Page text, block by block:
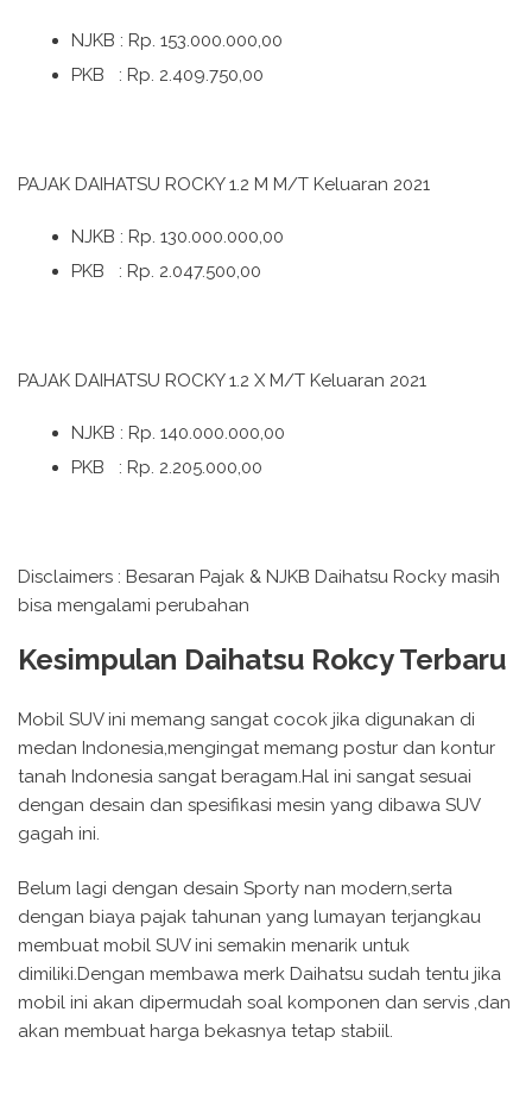
NJKB : Rp. 153.000.000,00
PKB : Rp. 2.409.750,00
PAJAK DAIHATSU ROCKY 1.2 M M/T Keluaran 2021
NJKB : Rp. 130.000.000,00
PKB : Rp. 2.047.500,00
PAJAK DAIHATSU ROCKY 1.2 X M/T Keluaran 2021
NJKB : Rp. 140.000.000,00
PKB : Rp. 2.205.000,00
Disclaimers : Besaran Pajak & NJKB Daihatsu Rocky masih
bisa mengalami perubahan
Kesimpulan Daihatsu Rokcy Terbaru
Mobil SUV ini memang sangat cocok jika digunakan di
medan Indonesia,mengingat memang postur dan kontur
tanah Indonesia sangat beragam.Hal ini sangat sesuai
dengan desain dan spesifikasi mesin yang dibawa SUV
gagah ini.
Belum lagi dengan desain Sporty nan modern,serta
dengan biaya pajak tahunan yang lumayan terjangkau
membuat mobil SUV ini semakin menarik untuk
dimiliki.Dengan membawa merk Daihatsu sudah tentu jika
mobil ini akan dipermudah soal komponen dan servis ,dan
akan membuat harga bekasnya tetap stabiil.